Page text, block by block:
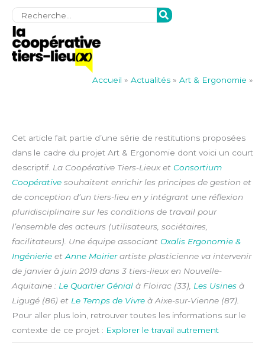
Rechercher:
Accueil » Actualités » Art & Ergonomie »
Cet article fait partie d’une série de restitutions proposées
dans le cadre du projet Art & Ergonomie dont voici un court
descriptif. La Coopérative Tiers-Lieux et Consortium
Coopérative souhaitent enrichir les principes de gestion et
de conception d’un tiers-lieu en y intégrant une réflexion
pluridisciplinaire sur les conditions de travail pour
l’ensemble des acteurs (utilisateurs, sociétaires,
facilitateurs). Une équipe associant Oxalis Ergonomie &
Ingénierie et Anne Moirierartiste plasticienne va intervenir
de janvier à juin 2019 dans 3 tiers-lieux en Nouvelle-
Aquitaine : Le Quartier Génial à Floirac (33), Les Usines à
Ligugé (86) et Le Temps de Vivre à Aixe-sur-Vienne (87).
Pour aller plus loin, retrouver toutes les informations sur le
contexte de ce projet : Explorer le travail autrement